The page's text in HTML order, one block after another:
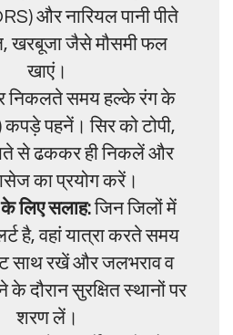
और नारियल पानी पीते
खरबूजा जैसे मौसमी फल
खाएं।
निकलते समय हल्के रंग के
पहनें। सिर को टोपी,
से ढककर ही निकलें और
का प्रयोग करें।
के लिए सलाह:जिन जिलों में
है, वहां यात्रा करते समय
साथ रखें और जलभराव व
दौरान सुरक्षित स्थानों पर
शरण लें।